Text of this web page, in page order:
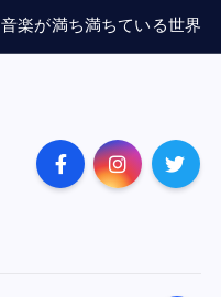
音楽が満ち満ちている世界